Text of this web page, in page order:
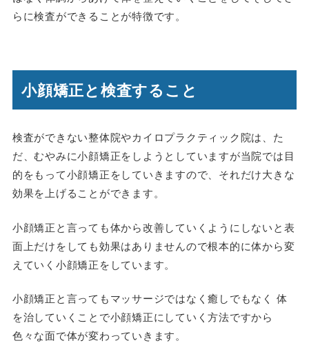
らに検査ができることが特徴です。
小顔矯正と検査すること
検査ができない整体院やカイロプラクティック院は、た
だ、むやみに小顔矯正をしようとしていますが当院では目
的をもって小顔矯正をしていきますので、それだけ大きな
効果を上げることができます。
小顔矯正と言っても体から改善していくようにしないと表
面上だけをしても効果はありませんので根本的に体から変
えていく小顔矯正をしています。
小顔矯正と言ってもマッサージではなく癒しでもなく 体
を治していくことで小顔矯正にしていく方法ですから
色々な面で体が変わっていきます。